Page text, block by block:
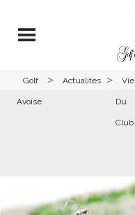
Golf
Avoise
> Actualités > Vie
Du
Club